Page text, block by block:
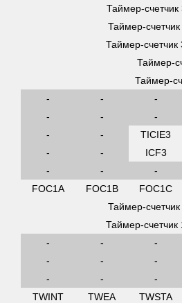
Таймер-
Таймер-
Таймер-
Таймер-
Таймер-
- -
-
- -
-
- -
TICIE3
- -
ICF3
- -
-
FOC1A FOC1B
FOC1C
Таймер-
Таймер-
- -
-
- -
-
- -
-
TWINT TWEA
TWSTA